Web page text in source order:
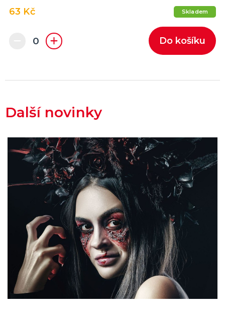
63 Kč Skladem
Do košíku
Další novinky